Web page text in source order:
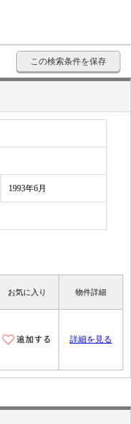
この検索条件を保存
1993年6月
お気に入り 物件詳細
詳細を見る